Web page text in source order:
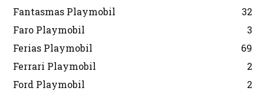
Fantasmas Playmobil
32
Faro Playmobil
3
Ferias Playmobil
69
Ferrari Playmobil
2
Ford Playmobil
2